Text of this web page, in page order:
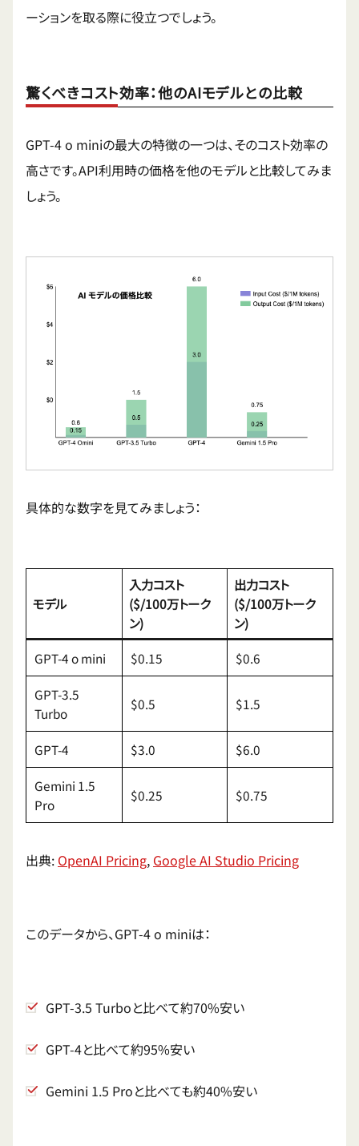
ーションを取る際に役立つでしょう。
驚くべきコスト効率：他のAIモデルとの比較
GPT-4 o miniの最大の特徴の一つは、そのコスト効率の
高さです。API利用時の価格を他のモデルと比較してみま
しょう。
具体的な数字を見てみましょう：
モデル
入力コスト
($/100万トーク
ン)
出力コスト
($/100万トーク
ン)
GPT-4 o mini
$0.15 $0.6
GPT-3.5
Turbo
$0.5 $1.5
GPT-4 $3.0 $6.0
Gemini 1.5
Pro
$0.25 $0.75
出典: OpenAI Pricing, Google AI Studio Pricing
このデータから、GPT-4 o miniは：
GPT-3.5 Turboと比べて約70%安い
GPT-4と比べて約95%安い
Gemini 1.5 Proと比べても約40%安い